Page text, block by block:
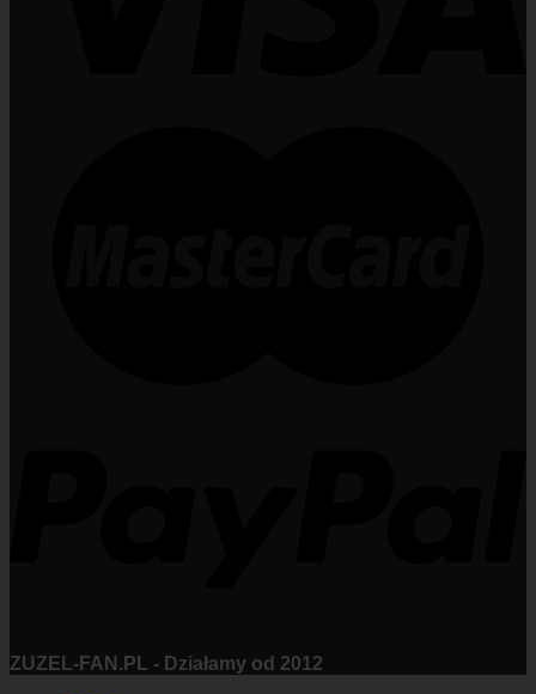
ZUZEL-FAN.PL - Działamy od 2012